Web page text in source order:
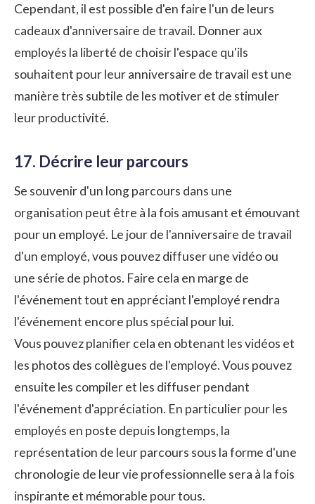
Cependant, il est possible d'en faire l'un de leurs
cadeaux d'anniversaire de travail. Donner aux
employés la liberté de choisir l'espace qu'ils
souhaitent pour leur anniversaire de travail est une
manière très subtile de les motiver et de stimuler
leur productivité.
17. Décrire leur parcours
Se souvenir d'un long parcours dans une
organisation peut être à la fois amusant et émouvant
pour un employé. Le jour de l'anniversaire de travail
d'un employé, vous pouvez diffuser une vidéo ou
une série de photos. Faire cela en marge de
l'événement tout en appréciant l'employé rendra
l'événement encore plus spécial pour lui.
Vous pouvez planifier cela en obtenant les vidéos et
les photos des collègues de l'employé. Vous pouvez
ensuite les compiler et les diffuser pendant
l'événement d'appréciation. En particulier pour les
employés en poste depuis longtemps, la
représentation de leur parcours sous la forme d'une
chronologie de leur vie professionnelle sera à la fois
inspirante et mémorable pour tous.